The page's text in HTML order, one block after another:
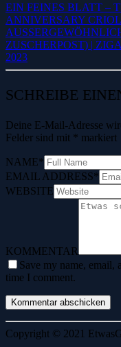
EIN FEINES BLATT –
ANNIVERSARY
USCHERPOST) |
023
SCHREIBE
Deine E-Mail-Adresse
Felder sind mit * markiert
NAME*
EMAIL ADDRESS*
WEBSITE
KOMMENTAR
Save my name, email,
time I comment.
Copyright © 2021